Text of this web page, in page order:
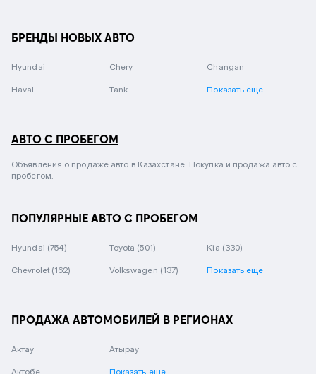
БРЕНДЫ НОВЫХ АВТО
Hyundai Chery Changan
Haval Tank Показать еще
АВТО С ПРОБЕГОМ
Объявления о продаже авто в Казахстане. Покупка и продажа авто с
пробегом.
ПОПУЛЯРНЫЕ АВТО С ПРОБЕГОМ
Hyundai (754) Toyota (501) Kia (330)
Chevrolet (162) Volkswagen (137) Показать еще
ПРОДАЖА АВТОМОБИЛЕЙ В РЕГИОНАХ
Актау
Актобе
Атырау
Показать еще